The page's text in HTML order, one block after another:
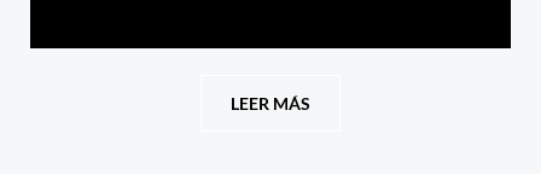
LEER MÁS